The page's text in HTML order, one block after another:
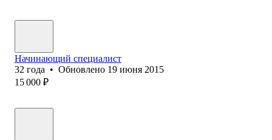
Начинающий специалист
32 года • Обновлено 19 июня 2015
15 000 ₽